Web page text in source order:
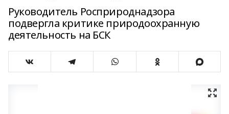
Руководитель Росприроднадзора
подвергла критике природоохранную
деятельность на БСК